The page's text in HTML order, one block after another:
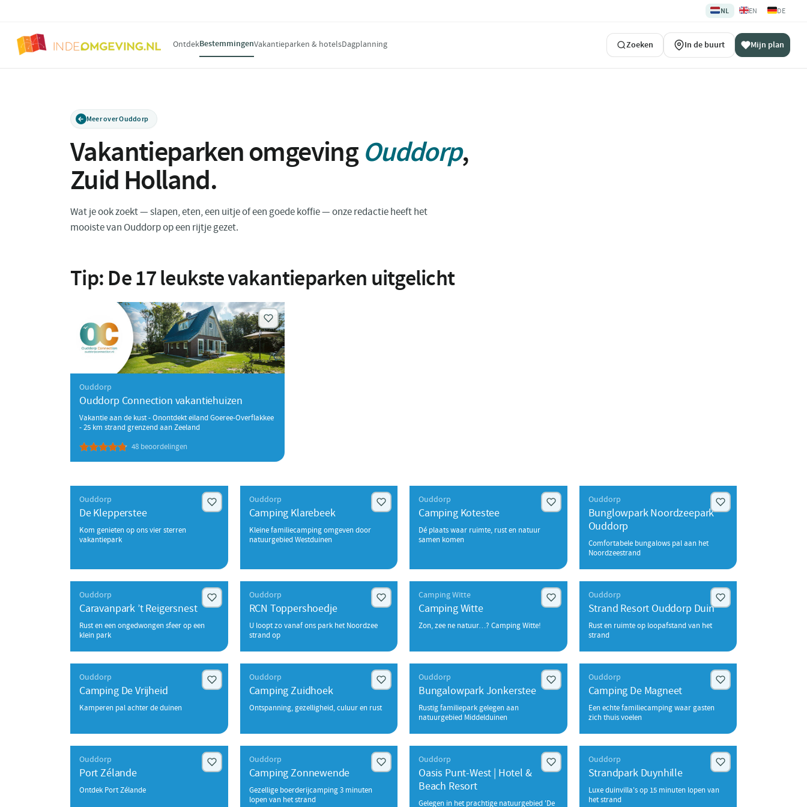
🇳🇱NL 🇬🇧EN 🇩🇪DE
OntdekBestemmingenVakantieparken & hotelsDagplanning Zoeken In de buurt Mijn plan
Meer over Ouddorp
Vakantieparken omgevingOuddorp,
Zuid Holland.
Wat je ook zoekt — slapen, eten, een uitje of een goede koffie — onze redactie heeft het
mooiste van Ouddorp op een rijtje gezet.
Tip: De17leukste vakantieparken uitgelicht
Ouddorp
Ouddorp Connection vakantiehuizen
Vakantie aan de kust - Onontdekt eiland Goeree-Overflakkee
- 25 km strand grenzend aan Zeeland
48 beoordelingen
Ouddorp
De Klepperstee
Kom genieten op ons vier sterren
vakantiepark
Ouddorp
Camping Klarebeek
Kleine familiecamping omgeven door
natuurgebied Westduinen
Ouddorp
Camping Kotestee
Dé plaats waar ruimte, rust en natuur
samen komen
Ouddorp
Bunglowpark Noordzeepark
Ouddorp
Comfortabele bungalows pal aan het
Noordzeestrand
Ouddorp
Caravanpark ’t Reigersnest
Rust en een ongedwongen sfeer op een
klein park
Ouddorp
RCN Toppershoedje
U loopt zo vanaf ons park het Noordzee
strand op
Camping Witte
Camping Witte
Zon, zee ne natuur…? Camping Witte!
Ouddorp
Strand Resort Ouddorp Duin
Rust en ruimte op loopafstand van het
strand
Ouddorp
Camping De Vrijheid
Kamperen pal achter de duinen
Ouddorp
Camping Zuidhoek
Ontspanning, gezelligheid, culuur en rust
Ouddorp
Bungalowpark Jonkerstee
Rustig familiepark gelegen aan
natuurgebied Middelduinen
Ouddorp
Camping De Magneet
Een echte familiecamping waar gasten
zich thuis voelen
Ouddorp
Port Zélande
Ontdek Port Zélande
Ouddorp
Camping Zonnewende
Gezellige boerderijcamping 3 minuten
lopen van het strand
Ouddorp
Oasis Punt-West | Hotel &
Beach Resort
Gelegen in het prachtige natuurgebied 'De
Ouddorp
Strandpark Duynhille
Luxe duinvilla's op 15 minuten lopen van
het strand